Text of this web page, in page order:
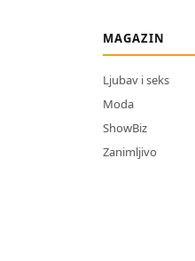
MAGAZIN
Ljubav i seks
Moda
ShowBiz
Zanimljivo